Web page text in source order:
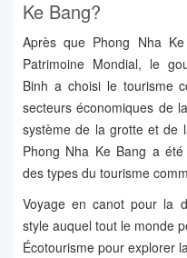
Ke Bang?
Après que Phong Nha
Patrimoine Mondial, le
Binh a choisi le tourisme
secteurs économiques de
système de la grotte et de
Phong Nha Ke Bang a
des types du tourisme
Voyage en canot pour la
style auquel tout le monde
Écotourisme pour explorer